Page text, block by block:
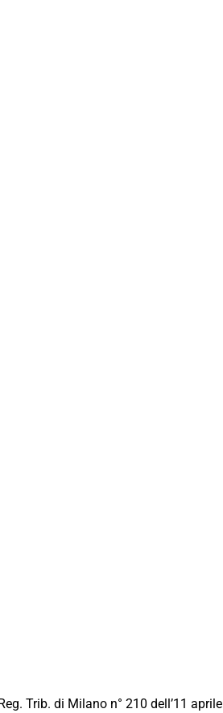
Trib. di Milano n° 210 dell’11 aprile